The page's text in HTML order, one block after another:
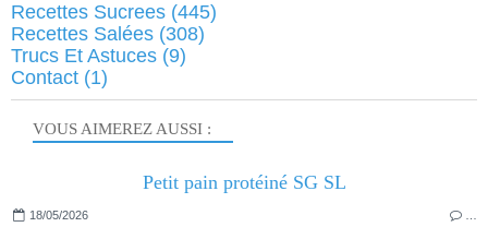
VOUS AIMEREZ AUSSI :
Petit pain protéiné SG SL
18/05/2026
Recettes Sucrees (445)
Recettes Salées (308)
Trucs Et Astuces (9)
Contact (1)